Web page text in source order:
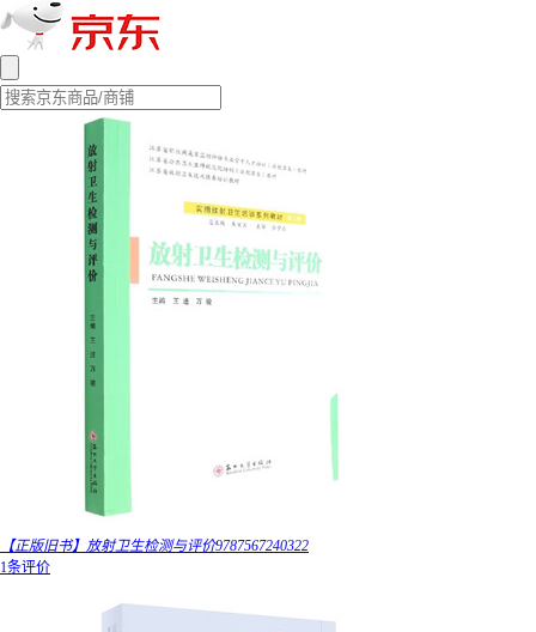
【正版旧书】放射卫生检测与评价9787567240322
1条评价